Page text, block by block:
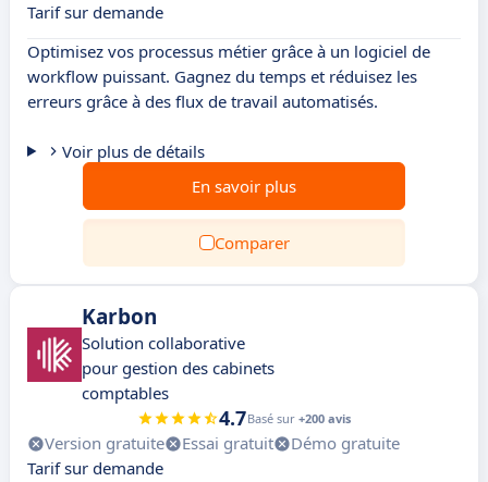
Tarif sur demande
Optimisez vos processus métier grâce à un logiciel de
workflow puissant. Gagnez du temps et réduisez les
erreurs grâce à des flux de travail automatisés.
Voir plus de détails
En savoir plus
Comparer
Karbon
Solution collaborative
pour gestion des cabinets
comptables
4.7Basé sur +200 avis
Version gratuite Essai gratuit
Démo gratuite
Tarif sur demande